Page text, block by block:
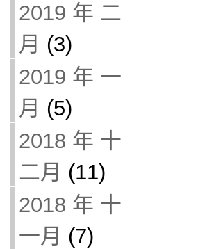
2019 年 二
月 (3)
2019 年 一
月 (5)
2018 年 十
二月 (11)
2018 年 十
一月 (7)